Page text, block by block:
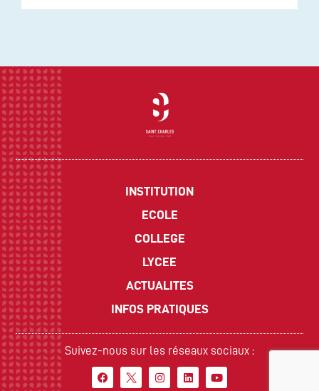
INSTITUTION
ECOLE
COLLEGE
LYCEE
ACTUALITES
INFOS PRATIQUES
Suivez-nous sur les réseaux sociaux :